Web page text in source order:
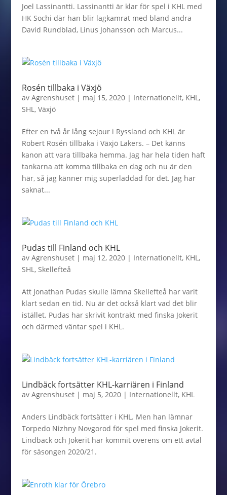
Joel Lassinantti. Lassinantti är klar för spel i KHL med
HK Sochi där han blir lagkamrat med bland andra
David Rundblad, Linus Johansson och Marcus...
Rosén tillbaka i Växjö
av Agrenshuset| maj 15, 2020| Internationellt, KHL,
SHL, Växjö
Efter en två år lång sejour i Ryssland och KHL är
Robert Rosén tillbaka i Växjö Lakers. – Det känns
kanon att vara tillbaka hemma. Jag har hela tiden haft
tankarna att komma tillbaka en dag och nu är den
här, så jag känner mig superladdad för det. Jag har
saknat...
Pudas till Finland och KHL
av Agrenshuset| maj 12, 2020| Internationellt, KHL,
SHL, Skellefteå
Att Jonathan Pudas skulle lämna Skellefteå har varit
klart sedan en tid. Nu är det också klart vad det blir
istället. Pudas har skrivit kontrakt med finska Jokerit
och därmed väntar spel i KHL.
Lindbäck fortsätter KHL-karriären i Finland
av Agrenshuset| maj 5, 2020| Internationellt, KHL
Anders Lindbäck fortsätter i KHL. Men han lämnar
Torpedo Nizhny Novgorod för spel med finska Jokerit.
Lindbäck och Jokerit har kommit överens om ett avtal
för säsongen 2020/21.